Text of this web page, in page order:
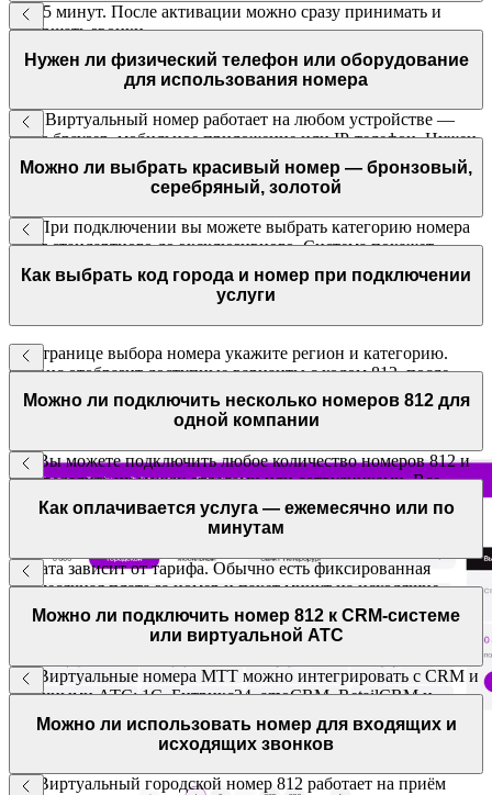
От 15 минут. После активации можно сразу принимать и
совершать звонки.
Нужен ли физический телефон или оборудование
для использования номера
Нет. Виртуальный номер работает на любом устройстве —
через браузер, мобильное приложение или IP-телефон. Нужен
только доступ в интернет.
Можно ли выбрать красивый номер — бронзовый,
серебряный, золотой
Да. При подключении вы можете выбрать категорию номера
— от стандартного до эксклюзивного. Система покажет
доступные комбинации с кодом 812, а стоимость зависит от
класса номера.
Как выбрать код города и номер при подключении
услуги
На странице выбора номера укажите регион и категорию.
Сервис отобразит доступные варианты с кодом 812, после
чего вы сможете подтвердить выбор и оплатить услугу.
Можно ли подключить несколько номеров 812 для
одной компании
Да. Вы можете подключить любое количество номеров 812 и
распределить их между отделами или сотрудниками. Все
линии объединяются в облачную АТС и управляются
централизованно.
Как оплачивается услуга — ежемесячно или по
минутам
Оплата зависит от тарифа. Обычно есть фиксированная
ежемесячная плата за номер и пакет минут на исходящие
звонки. При превышении пакета применяется поминутная
тарификация. Управлять тарифом и отслеживать расходы
можно в личном кабинете.
Можно ли подключить номер 812 к CRM-системе
или виртуальной АТС
Да. Виртуальные номера МТТ можно интегрировать с CRM и
облачными АТС: 1С, Битрикс24, amoCRM, RetailCRM и
другими. Вы будете автоматически фиксировать звонки,
обновлять карточки клиентов и анализировать
Можно ли использовать номер для входящих и
исходящих звонков
Да. Виртуальный городской номер 812 работает на приём